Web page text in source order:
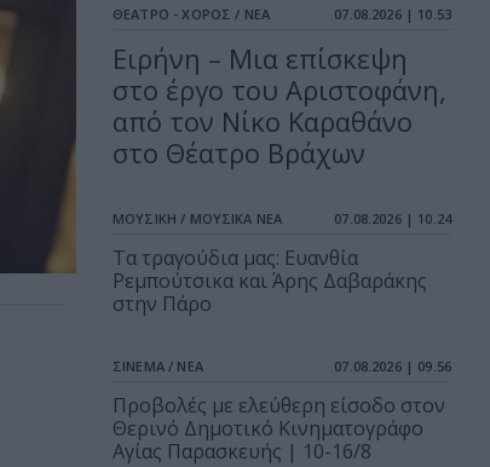
ΘΕΑΤΡΟ - ΧΟΡΟΣ / ΝΕΑ 07.08.2026 | 10.53
Ειρήνη – Μια επίσκεψη
στο έργο του Αριστοφάνη,
από τον Νίκο Καραθάνο
στο Θέατρο Βράχων
ΜΟΥΣΙΚΗ / ΜΟΥΣΙΚΑ ΝΕΑ 07.08.2026 | 10.24
Τα τραγούδια μας: Ευανθία
Ρεμπούτσικα και Άρης Δαβαράκης
στην Πάρο
ΣΙΝΕΜΑ / ΝΕΑ 07.08.2026 | 09.56
Προβολές με ελεύθερη είσοδο στον
Θερινό Δημοτικό Κινηματογράφο
Αγίας Παρασκευής | 10-16/8